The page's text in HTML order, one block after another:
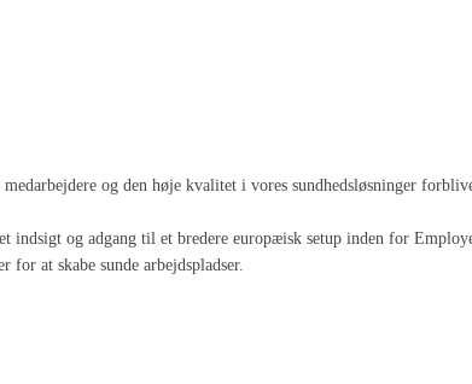
og den høje kvalitet i vores sundhedsløsninger
indsigt og adgang til et bredere europæisk setup inden for
at skabe sunde arbejdspladser.